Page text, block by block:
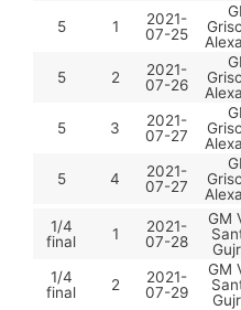
5 1
2021-
07-25
5 2
2021-
07-26
5 3
2021-
07-27
5 4
2021-
07-27
1/4
final
1
2021-
07-28
GM
1/4
final
2
2021-
07-29
GM